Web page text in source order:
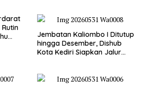
Jembatan Kaliombo I Ditutup
hingga Desember, Dishub
Kota Kediri Siapkan Jalur